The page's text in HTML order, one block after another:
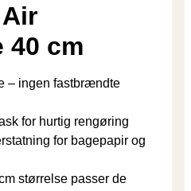
40 cm
– ingen fastbrændte
for hurtig rengøring
for bagepapir og
størrelse passer de